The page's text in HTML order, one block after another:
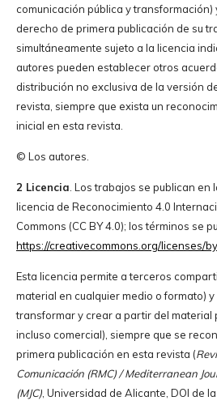
comunicación pública y
derecho de primera publicación de su
simultáneamente sujeto a la licencia
autores pueden establecer otros
distribución no exclusiva de la versión
revista, siempre que exista un
inicial en esta revista.
© Los autores.
2 Licencia. Los trabajos se publican en
licencia de Reconocimiento 4.0
Commons (CC BY 4.0); los términos se
https://creativecommons.org/licenses/
Esta licencia permite a terceros
material en cualquier medio o formato)
transformar y crear a partir del material
incluso comercial), siempre que se
primera publicación en esta revista (
Comunicación (RMC) / Mediterranean
(MJC), Universidad de Alicante, DOI de